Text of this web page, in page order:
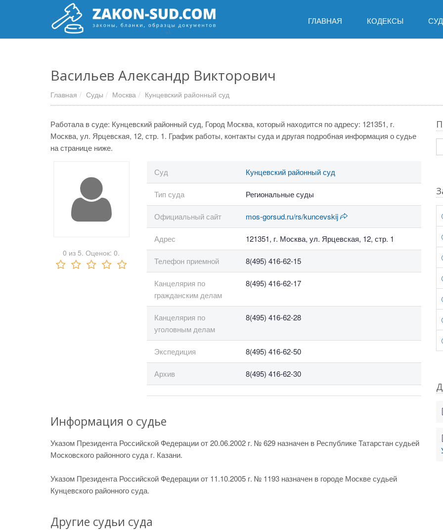
ГЛАВНАЯ КОДЕКСЫ
Васильев Александр Викторович
Главная Суды Москва Кунцевский районный суд
Работала в суде: Кунцевский районный суд, Город Москва, который находится по адресу: 121351, г.
Москва, ул. Ярцевская, 12, стр. 1. График работы, контакты суда и другая подробная информация о судье
на странице ниже.
0 из 5. Оценок: 0.
Суд Кунцевский районный суд
Тип суда Региональные суды
Официальный сайт mos-gorsud.ru/rs/kuncevskij
Адрес 121351, г. Москва, ул. Ярцевская, 12, стр. 1
Телефон приемной 8(495) 416-62-15
Канцелярия по
гражданским делам
8(495) 416-62-17
Канцелярия по
уголовным делам
8(495) 416-62-28
Экспедиция 8(495) 416-62-50
Архив 8(495) 416-62-30
Информация о судье
Указом Президента Российской Федерации от 20.06.2002 г. № 629 назначен в Республике Татарстан судьей
Московского районного суда г. Казани.
Указом Президента Российской Федерации от 11.10.2005 г. № 1193 назначен в городе Москве судьей
Кунцевского районного суда.
Другие судьи суда